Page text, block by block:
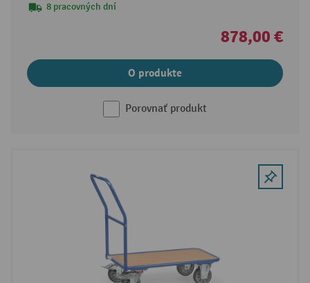
8 pracovných dní
878,00 €
O produkte
Porovnať produkt